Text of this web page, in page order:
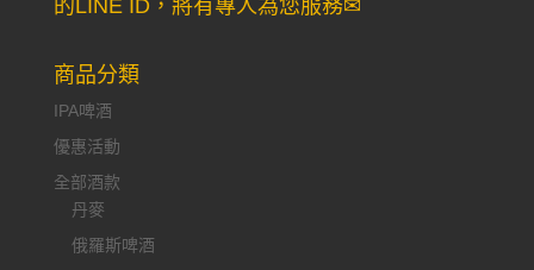
的LINE ID，將有專人為您服務✉
商品分類
IPA啤酒
優惠活動
全部酒款
丹麥
俄羅斯啤酒